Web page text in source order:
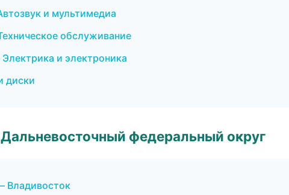
и мультимедиа
обслуживание
и электроника
диски
федеральный округ
Владивосток